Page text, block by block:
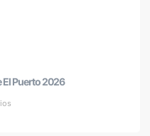
El Puerto 2026